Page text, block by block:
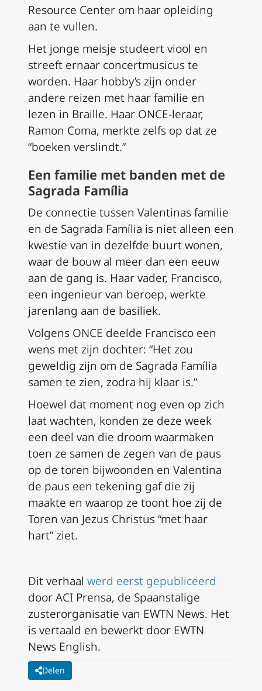
Resource Center om haar opleiding
aan te vullen.
Het jonge meisje studeert viool en
streeft ernaar concertmusicus te
worden. Haar hobby’s zijn onder
andere reizen met haar familie en
lezen in Braille. Haar ONCE-leraar,
Ramon Coma, merkte zelfs op dat ze
“boeken verslindt.”
Een familie met banden met de
Sagrada Família
De connectie tussen Valentinas familie
en de Sagrada Família is niet alleen een
kwestie van in dezelfde buurt wonen,
waar de bouw al meer dan een eeuw
aan de gang is. Haar vader, Francisco,
een ingenieur van beroep, werkte
jarenlang aan de basiliek.
Volgens ONCE deelde Francisco een
wens met zijn dochter: “Het zou
geweldig zijn om de Sagrada Família
samen te zien, zodra hij klaar is.”
Hoewel dat moment nog even op zich
laat wachten, konden ze deze week
een deel van die droom waarmaken
toen ze samen de zegen van de paus
op de toren bijwoonden en Valentina
de paus een tekening gaf die zij
maakte en waarop ze toont hoe zij de
Toren van Jezus Christus “met haar
hart” ziet.
Dit verhaal werd eerst gepubliceerd
door ACI Prensa, de Spaanstalige
zusterorganisatie van EWTN News. Het
is vertaald en bewerkt door EWTN
News English.
Delen